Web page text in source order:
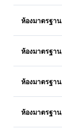
ห้องมาตรฐา
ห้องมาตรฐา
ห้องมาตรฐา
ห้องมาตรฐา